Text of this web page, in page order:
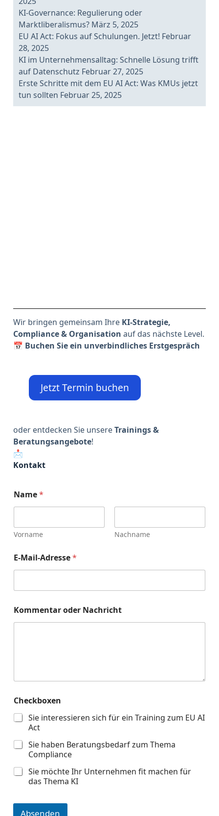
KI-Governance: Regulierung oder
Marktliberalismus? März 5, 2025
EU AI Act: Fokus auf Schulungen. Jetzt! Februar
28, 2025
KI im Unternehmensalltag: Schnelle Lösung trifft
auf Datenschutz Februar 27, 2025
Erste Schritte mit dem EU AI Act: Was KMUs jetzt
tun sollten Februar 25, 2025
Wir bringen gemeinsam Ihre KI-Strategie,
Compliance & Organisation auf das nächste Level.
📅 Buchen Sie ein unverbindliches Erstgespräch
Jetzt Termin buchen
oder entdecken Sie unsereTrainings &
Beratungsangebote!
📩
Kontakt
a
c
r
i
h
t
E
M
i
-
s
C
h
e
k
b
x
e
Name*
Vorname Nachname
E-Mail-Adresse*
Kommentar oder Nachricht
Checkboxen
Sie interessieren sich für ein Training zum EU AI
Act
Sie haben Beratungsbedarf zum Thema
Compliance
Sie möchte Ihr Unternehmen fit machen für
das Thema KI
Absenden